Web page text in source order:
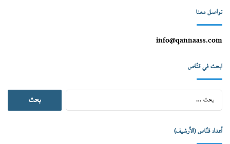
تواصل معنا
info@qannaass.com
ابحث في قنّاص
البحث
عن:
أعداد قنّاص (الأرشيف)